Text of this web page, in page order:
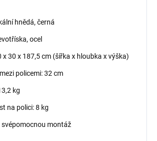
hnědá, černá
ocel
x 30 x 187,5 cm (šířka x hloubka x výška)
policemi: 32 cm
kg
na polici: 8 kg
montáž